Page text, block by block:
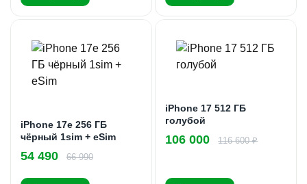
iPhone 17e 256 ГБ
чёрный 1sim + eSim
54 490 66 990
iPhone 17 512 ГБ
голубой
106 000 116 600 ₽